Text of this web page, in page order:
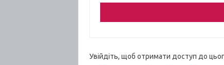
Увійдіть, щоб отримати доступ до